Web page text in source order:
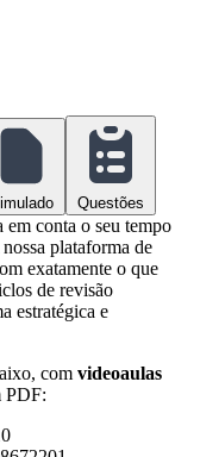
Questões
em conta o seu tempo
plataforma de
exatamente o que
de revisão
estratégica e
com videoaulas
PDF: